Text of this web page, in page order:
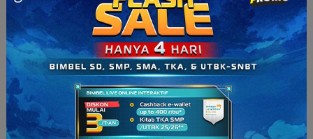
Latin:
Nawaitu an ukhrija hadzihil fidyatal ‘an ta khiiri qadhaa’i
shaumi ramadhaana fardha lillahi ta’aala.
Artinya: Aku niat mengeluarkan fidyah ini dari tanggungan
keterlambatan mengqadha puasa Ramadhan, fardu karena
Allah.
Niat fidyah dapat dilakukan saat memberikan kepada